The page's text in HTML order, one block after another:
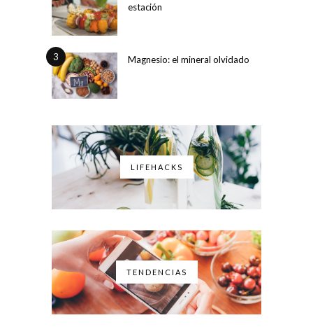
estación
3 Magnesio: el mineral olvidado
LIFEHACKS
TENDENCIAS